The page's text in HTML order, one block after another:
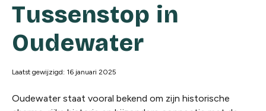
Tussenstop in
Oudewater
Laatst gewijzigd: 16 januari 2025
Oudewater staat vooral bekend om zijn historische